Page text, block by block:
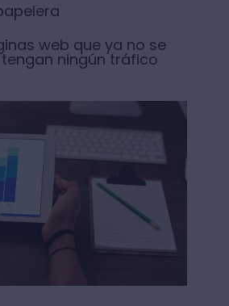
web que ya no se
ningún tráfico